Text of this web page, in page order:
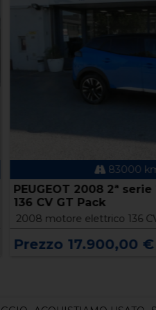
FIAT 500 (2020-->)
500e Berlina 42 kWh Icon
Prezzo